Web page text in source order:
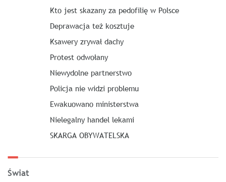
Kto jest skazany za pedofilię w Polsce
Deprawacja też kosztuje
Ksawery zrywał dachy
Protest odwołany
Niewydolne partnerstwo
Policja nie widzi problemu
Ewakuowano ministerstwa
Nielegalny handel lekami
SKARGA OBYWATELSKA
Świat